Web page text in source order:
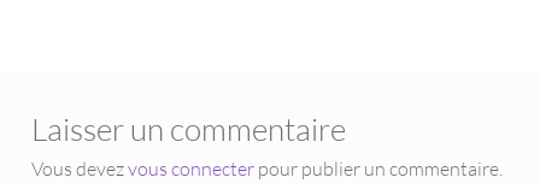
Laisser un commentaire
Vous devezvous connecterpour publier un commentaire.